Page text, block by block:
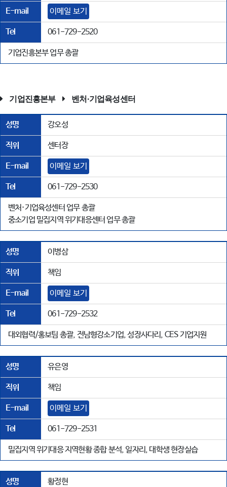
E-mail 이메일 보기
Tel 061-729-2520
기업진흥본부 업무 총괄
기업진흥본부 벤처·기업육성센터
성명 강오성
직위 센터장
E-mail 이메일 보기
Tel 061-729-2530
벤처·기업육성센터 업무 총괄
중소기업 밀집지역 위기대응센터 업무 총괄
성명 이병삼
직위 책임
E-mail 이메일 보기
Tel 061-729-2532
대외협력/홍보팀 총괄, 전남형강소기업, 성장사다리, CES 기업지원
성명 유은영
직위 책임
E-mail 이메일 보기
Tel 061-729-2531
밀집지역 위기대응 지역현황 종합 분석, 일자리, 대학생 현장실습
성명 황정현